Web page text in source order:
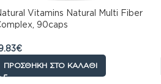
Vitamins Natural Multi Fiber
90caps
€
ΠΡΟΣΘΉΚΗ ΣΤΟ ΚΑΛΆΘΙ